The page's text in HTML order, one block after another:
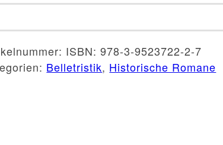
ISBN: 978-3-9523722-2-7
Belletristik, Historische Romane